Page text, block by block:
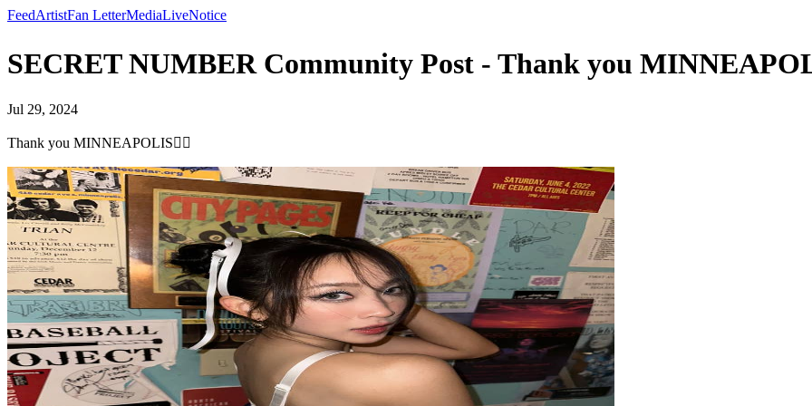
FeedArtistFan LetterMediaLiveNotice
SECRET NUMBER Community Post - Thank you
Jul 29, 2024
Thank you MINNEAPOLIS❤️‍🔥